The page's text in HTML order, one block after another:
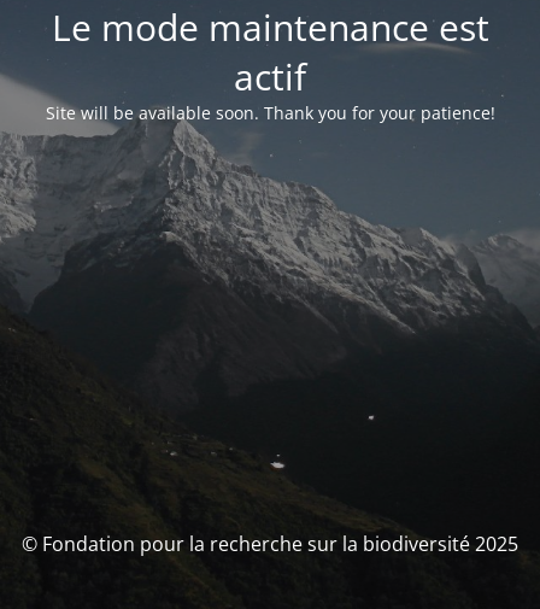
Le mode maintenance est
actif
Site will be available soon. Thank you for your patience!
© Fondation pour la recherche sur la biodiversité 2025